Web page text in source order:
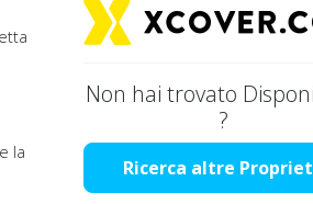
la
Non hai trovato
?
Ricerca altre